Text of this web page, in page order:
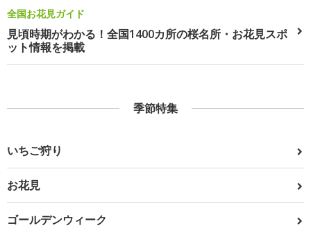
全国お花見ガイド
見頃時期がわかる！全国1400カ所の桜名所・お花見スポ
ット情報を掲載
季節特集
いちご狩り
お花見
ゴールデンウィーク